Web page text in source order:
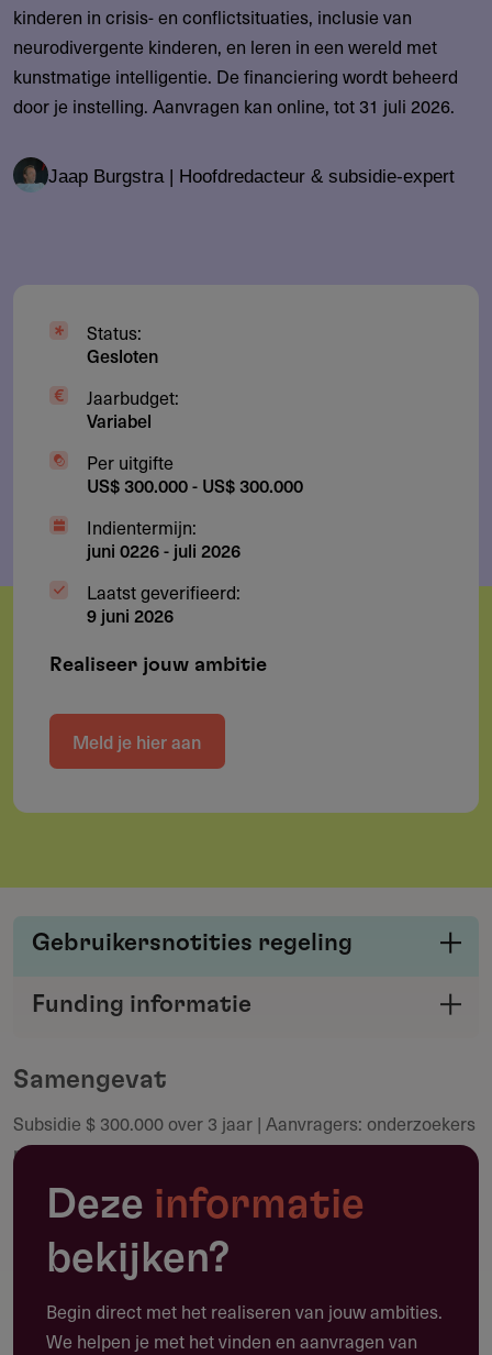
kinderen in crisis- en conflictsituaties, inclusie van
neurodivergente kinderen, en leren in een wereld met
kunstmatige intelligentie. De financiering wordt beheerd
door je instelling. Aanvragen kan online, tot 31 juli 2026.
Jaap Burgstra | Hoofdredacteur & subsidie-expert
Status:
Gesloten
Jaarbudget:
Variabel
Per uitgifte
US$ 300.000 - US$ 300.000
Indientermijn:
juni 0226- juli 2026
Laatst geverifieerd:
9 juni 2026
Realiseer jouw ambitie
Meld je hier aan
Samengevat
Subsidie $ 300.000 over 3 jaar | Aanvragers: onderzoekers
met PhD (max 10 jaar oud) | Deadline: 31 juli 2026 |
Maximaal 10 fellowships
Toepassing
Waarvoor kun je deze subsidie gebruiken?
Gebruikersnotities regeling
verstrekker met de Fondswervingonline
Maak een notitie
Funding informatie
Deze informatie
bekijken?
Begin direct met het realiseren van jouw ambities.
We helpen je met het vinden en aanvragen van